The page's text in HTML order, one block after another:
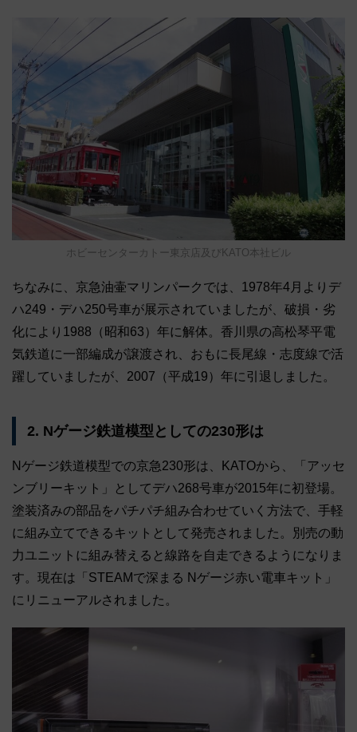
ホビーセンターカトー東京店及びKATO本社ビル
ちなみに、京急油壷マリンパークでは、1978年4月よりデ
ハ249・デハ250号車が展示されていましたが、破損・劣
化により1988（昭和63）年に解体。香川県の高松琴平電
気鉄道に一部編成が譲渡され、おもに長尾線・志度線で活
躍していましたが、2007（平成19）年に引退しました。
2. Nゲージ鉄道模型としての230形は
Nゲージ鉄道模型での京急230形は、KATOから、「アッセ
ンブリーキット」としてデハ268号車が2015年に初登場。
塗装済みの部品をパチパチ組み合わせていく方法で、手軽
に組み立てできるキットとして発売されました。別売の動
力ユニットに組み替えると線路を自走できるようになりま
す。現在は「STEAMで深まる Nゲージ赤い電車キット」
にリニューアルされました。